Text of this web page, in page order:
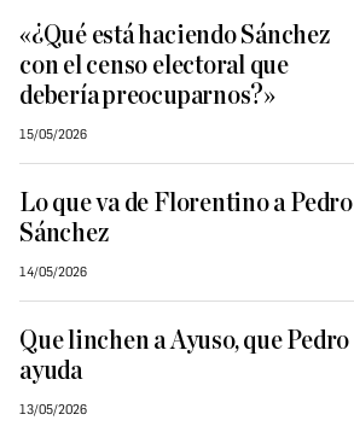
«¿Qué está haciendo Sánchez
con el censo electoral que
debería preocuparnos?»
15/05/2026
Lo que va de Florentino a Pedro
Sánchez
14/05/2026
Que linchen a Ayuso, que Pedro
ayuda
13/05/2026